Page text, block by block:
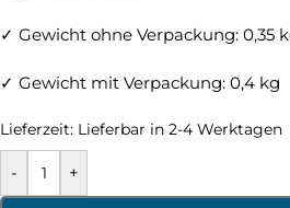
✓ Gewicht ohne Verpackung: 0,35
✓ Gewicht mit Verpackung: 0,4 kg
Lieferzeit: Lieferbar in 2-4 Werktagen
- +